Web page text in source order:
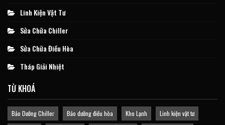
Linh Kiện Vật Tư
Sửa Chữa Chiller
Sửa Chữa Điều Hòa
Tháp Giải Nhiệt
TỪ KHOÁ
Bảo Dưỡng Chiller Bảo dưỡng điều hòa Kho Lạnh
Linh kiện vật tư